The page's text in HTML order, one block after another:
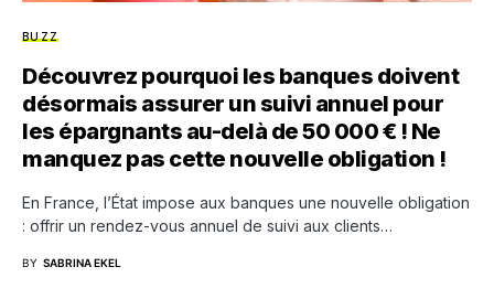
BUZZ
Découvrez pourquoi les banques doivent
désormais assurer un suivi annuel pour
les épargnants au-delà de 50 000 € ! Ne
manquez pas cette nouvelle obligation !
En France, l’État impose aux banques une nouvelle obligation
: offrir un rendez-vous annuel de suivi aux clients…
BY SABRINA EKEL